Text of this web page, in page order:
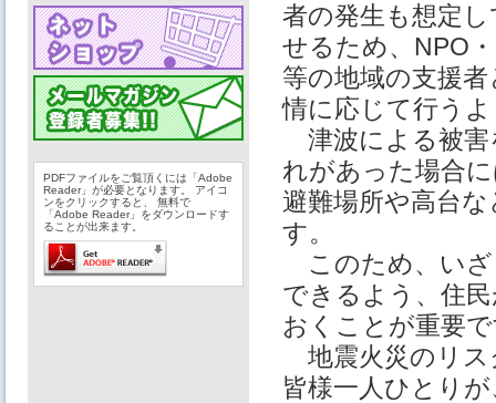
PDFファイルをご覧頂くには「Adobe
Reader」が必要となります。 アイコ
ンをクリックすると、 無料で
「Adobe Reader」をダウンロードす
ることが出来ます。
者の発生も想定
せるため、NPO
等の地域の支援
情に応じて行う
津波による被害
れがあった場合
避難場所や高台
す。
このため、いざ
できるよう、住
おくことが重要
地震火災のリス
皆様一人ひとり